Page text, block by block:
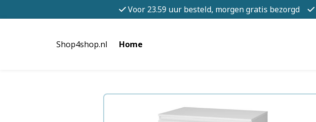
Voor 23.59 uur besteld, morgen gratis bezorgd
Shop4shop.nl Home